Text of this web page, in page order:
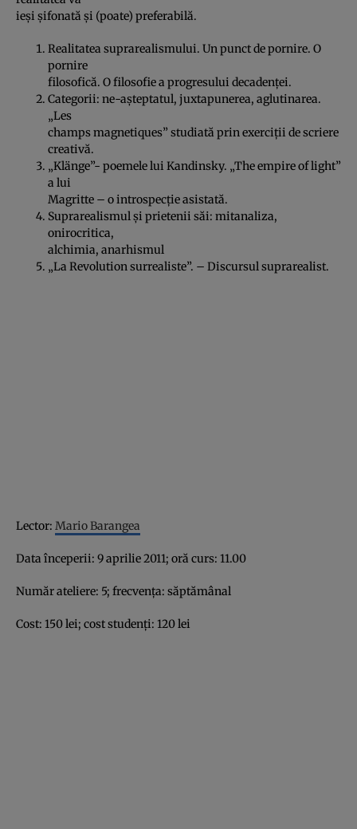
ieşi şifonată şi (poate) preferabilă.
Realitatea suprarealismului. Un punct de pornire. O
pornire
filosofică. O filosofie a progresului decadenţei.
Categorii: ne-aşteptatul, juxtapunerea, aglutinarea.
„Les
champs magnetiques” studiată prin exerciţii de scriere
creativă.
„Klänge”- poemele lui Kandinsky. „The empire of light”
a lui
Magritte – o introspecţie asistată.
Suprarealismul şi prietenii săi: mitanaliza,
onirocritica,
alchimia, anarhismul
„La Revolution surrealiste”. – Discursul suprarealist.
Lector: Mario Barangea
Data începerii: 9 aprilie 2011; oră curs: 11.00
Număr ateliere: 5; frecvenţa: săptămânal
Cost: 150 lei; cost studenţi: 120 lei